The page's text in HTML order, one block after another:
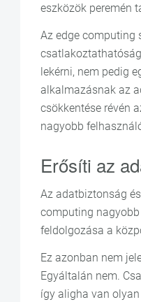
eszközök peremén
Az edge computing
lekérni, nem pedig
alkalmazásnak az
csökkentése révén
nagyobb
Erősíti az
Az adatbiztonság
computing
feldolgozása a
Ez azonban nem
Egyáltalán nem.
így aligha van